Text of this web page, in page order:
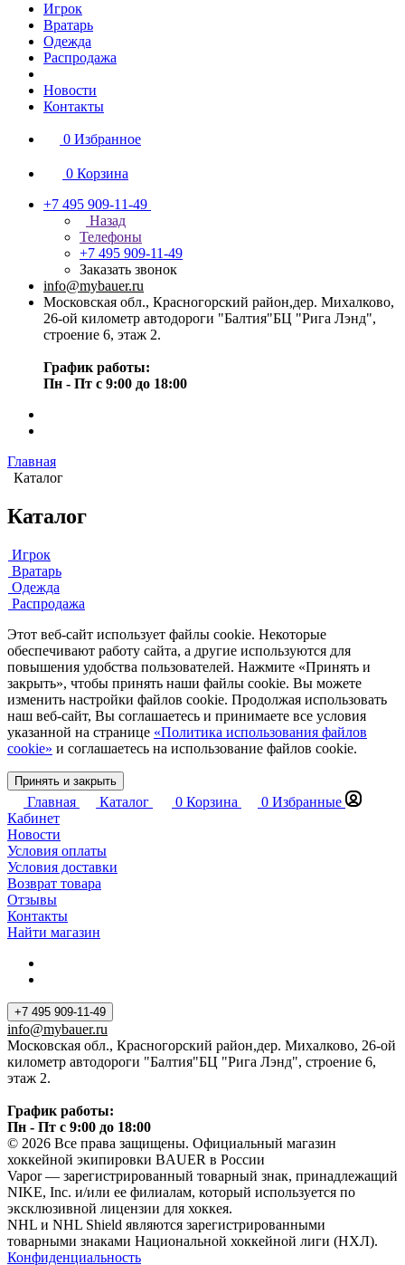
Игрок
Вратарь
Одежда
Распродажа
Новости
Контакты
0 Избранное
0 Корзина
+7 495 909-11-49
Назад
Телефоны
+7 495 909-11-49
Заказать звонок
info@mybauer.ru
Московская обл., Красногорский район,дер. Михалково,
26-ой километр автодороги "Балтия"БЦ "Рига Лэнд",
строение 6, этаж 2.
График работы:
Пн - Пт с 9:00 до 18:00
Главная
Каталог
Каталог
Игрок
Вратарь
Одежда
Распродажа
Этот веб-сайт использует файлы cookie. Некоторые
обеспечивают работу сайта, а другие используются для
повышения удобства пользователей. Нажмите «Принять и
закрыть», чтобы принять наши файлы cookie. Вы можете
изменить настройки файлов cookie. Продолжая использовать
наш веб-сайт, Вы соглашаетесь и принимаете все условия
указанной на странице «Политика использования файлов
cookie» и соглашаетесь на использование файлов cookie.
Принять и закрыть
Главная Каталог 0 Корзина 0 Избранные
Кабинет
Новости
Условия оплаты
Условия доставки
Возврат товара
Отзывы
Контакты
Найти магазин
+7 495 909-11-49
info@mybauer.ru
Московская обл., Красногорский район,дер. Михалково, 26-ой
километр автодороги "Балтия"БЦ "Рига Лэнд", строение 6,
этаж 2.
График работы:
Пн - Пт с 9:00 до 18:00
© 2026 Все права защищены. Официальный магазин
хоккейной экипировки BAUER в России
Vapor — зарегистрированный товарный знак, принадлежащий
NIKE, Inc. и/или ее филиалам, который используется по
эксклюзивной лицензии для хоккея.
NHL и NHL Shield являются зарегистрированными
товарными знаками Национальной хоккейной лиги (НХЛ).
Конфиденциальность